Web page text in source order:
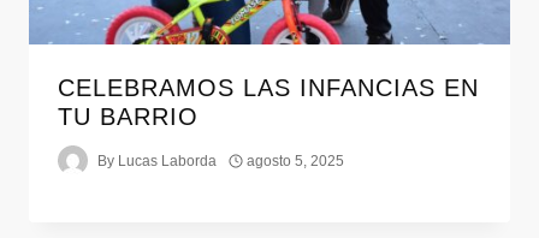
CELEBRAMOS LAS INFANCIAS EN
TU BARRIO
By Lucas Laborda agosto 5, 2025